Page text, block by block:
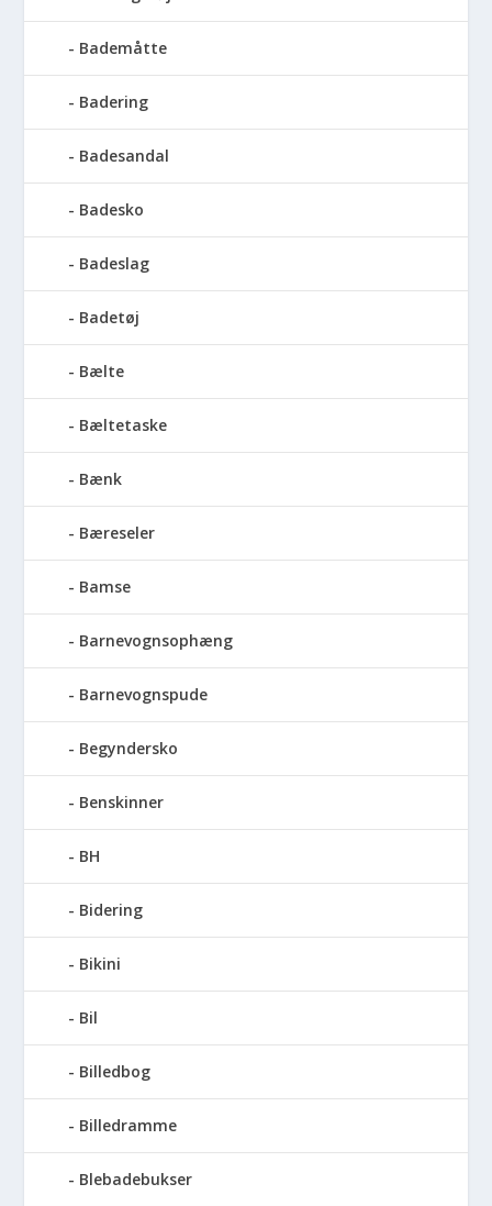
Bademåtte
Badering
Badesandal
Badesko
Badeslag
Badetøj
Bælte
Bæltetaske
Bænk
Bæreseler
Bamse
Barnevognsophæng
Barnevognspude
Begyndersko
Benskinner
BH
Bidering
Bikini
Bil
Billedbog
Billedramme
Blebadebukser